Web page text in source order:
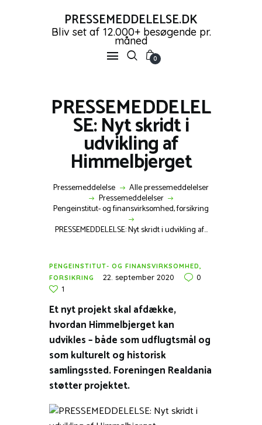
PRESSEMEDDELELSE.DK
Bliv set af 12.000+ besøgende pr.
måned
0
PRESSEMEDDELEL
SE: Nyt skridt i
udvikling af
Himmelbjerget
Pressemeddelelse Alle pressemeddelelser
Pressemeddelelser
Pengeinstitut- og finansvirksomhed, forsikring
PRESSEMEDDELELSE: Nyt skridt i udvikling af...
PRESSEMEDDELELSE.DK
Bliv set af 12.000+ besøgende pr. måned
FORSIDE
PRESSEMEDDELELSER
OPRET GRATIS KONTO
NYHEDER
KONTAKT OS
LOG IND
PENGEINSTITUT- OG FINANSVIRKSOMHED,
FORSIKRING
22. september 2020
0
1
Et nyt projekt skal afdække,
hvordan Himmelbjerget kan
udvikles – både som udflugtsmål og
som kulturelt og historisk
samlingssted. Foreningen Realdania
støtter projektet.